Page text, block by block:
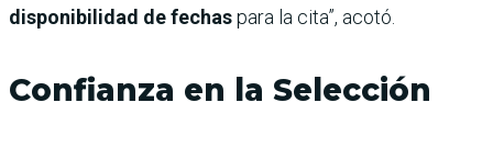
disponibilidad de fechaspara la cita”, acotó.
Confianza en la Selección